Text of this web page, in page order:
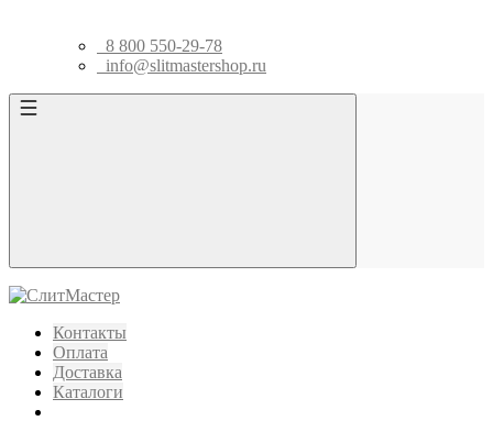
8 800 550-29-78
info@slitmastershop.ru
Контакты
Оплата
Доставка
Каталоги